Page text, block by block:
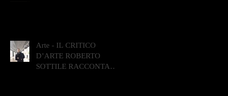
Arte - IL CRITICO
D’ARTE ROBERTO
SOTTILE RACCONTA